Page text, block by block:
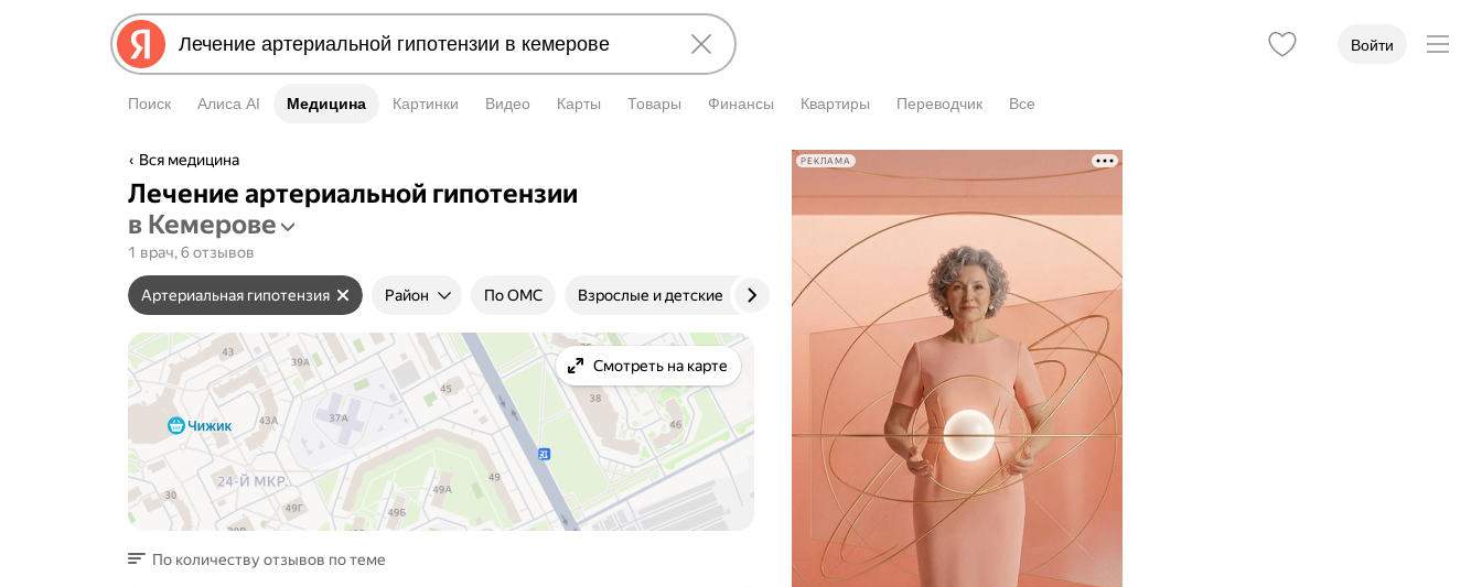
Войти
Поиск Алиса AI Медицина
Медицина Картинки Видео Карты Товары Финансы Квартиры Переводчик Все
Вся медицина
Лечение артериальной гипотензии
в Кемерове
1 врач, 6 отзывов
Артериальная гипотензия Район По ОМС Взрослые и детские Клиника Цена приёма Стаж
Смотреть на карте
По количеству отзывов по теме
РЕКЛАМА